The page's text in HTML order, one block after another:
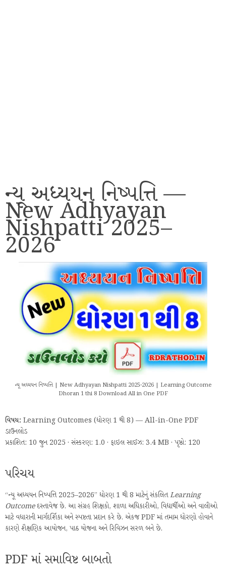
ન્યૂ અધ્યયન નિષ્પત્તિ —
New Adhyayan
Nishpatti 2025–
2026
ન્યૂ અધ્યયન નિષ્પત્તિ | New Adhyayan Nishpatti 2025-2026 | Learning Outcome
Dhoran 1 thi 8 Download All in One PDF
વિષય: Learning Outcomes (ધોરણ 1 થી 8) — All-in-One PDF
ડાઉનલોડ
પ્રકાશિત: 10 જુન 2025 · સંસ્કરણ: 1.0 · ફાઇલ સાઈઝ: 3.4 MB · પૃષ્ઠો: 120
પરિચય
“ન્યૂ અધ્યયન નિષ્પત્તિ 2025–2026” ધોરણ 1 થી 8 માટેનું સંકલિતLearning
Outcomeદસ્તાવેજ છે. આ સંગ્રહ શિક્ષકો, શાળા અધિકારીઓ, વિદ્યાર્થીઓ અને વાલીઓ
માટે વધારાની માર્ગદર્શિકા અને સ્પષ્ટતા પ્રદાન કરે છે. એકજ PDF માં તમામ ધોરણો હોવાને
કારણે શૈક્ષણિક આયોજન, પાઠ યોજના અને રિવિઝન સરળ બને છે.
PDF માં સમાવિષ્ટ બાબતો